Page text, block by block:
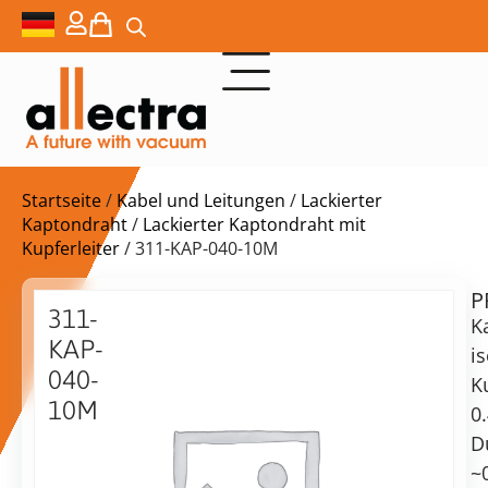
Startseite/ Kabel und Leitungen / Lackierter
Kaptondraht/ Lackierter Kaptondraht mit
Kupferleiter/ 311-KAP-040-10M
311-
KAP-
040-
10M
$